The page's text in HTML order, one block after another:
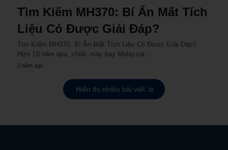
Tìm Kiếm MH370: Bí Ẩn Mất Tích
Liệu Có Được Giải Đáp?
Tìm Kiếm MH370: Bí Ẩn Mất Tích Liệu Có Được Giải Đáp?
Hơn 10 năm qua, chiếc máy bay Malaysia…
2 năm ago
Hiển thị nhiều bài viết